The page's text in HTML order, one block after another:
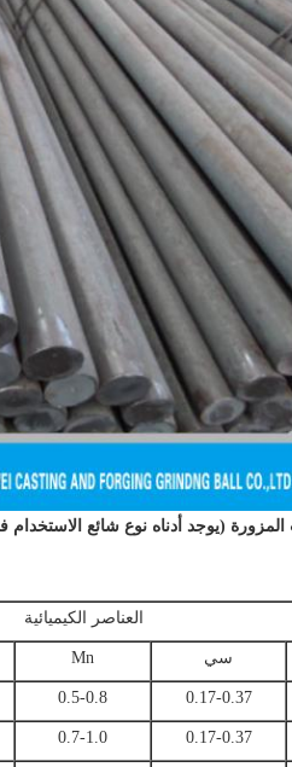
المزورة (يوجد أدناه نوع شائع
العناصر الكيميائية
سي Mn
0.17-0.37
0.5-0.8
0.17-0.37
0.7-1.0